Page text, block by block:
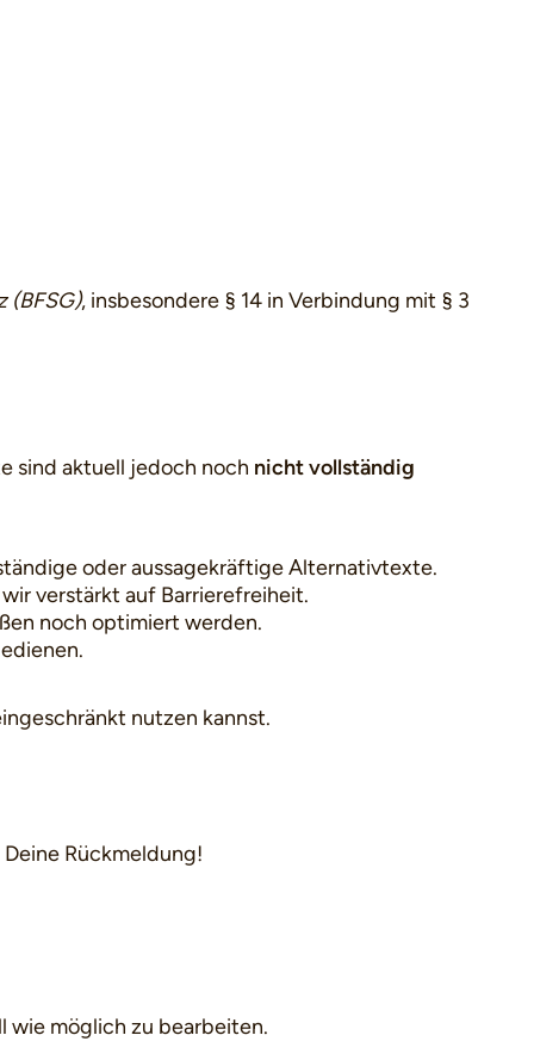
(BFSG), insbesondere § 14 in Verbindung mit § 3
sind aktuell jedoch noch nicht vollständig
oder aussagekräftige Alternativtexte.
verstärkt auf Barrierefreiheit.
noch optimiert werden.
nutzen kannst.
Rückmeldung!
wie möglich zu bearbeiten.